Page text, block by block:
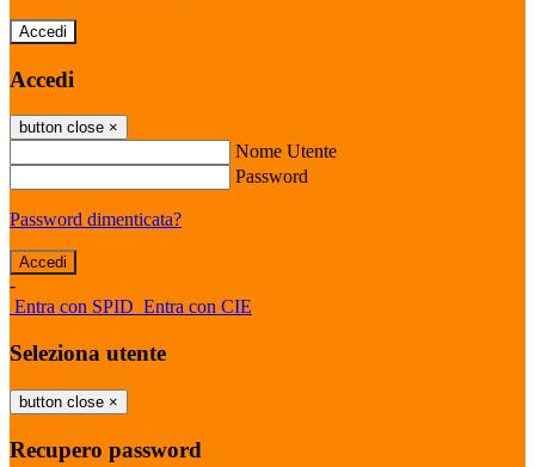
Accedi
Accedi
button close ×
Nome Utente
Password
Password dimenticata?
-
Entra con SPID Entra con CIE
Seleziona utente
button close ×
Recupero password